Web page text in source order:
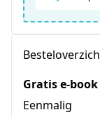
Gratis e-
Eenmalig